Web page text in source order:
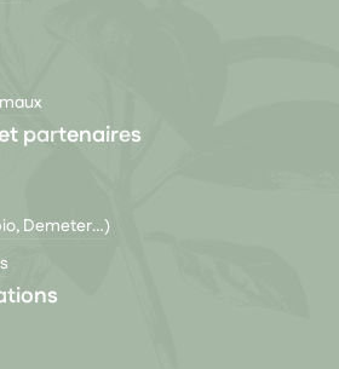
partenaires
Demeter…)